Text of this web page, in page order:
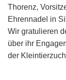
Thorenz,
Ehrennadel in
Wir gratulieren
über ihr
der